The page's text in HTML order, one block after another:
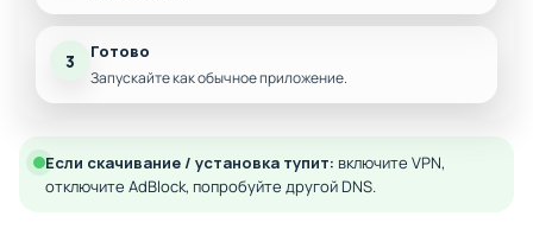
3 Готово
Запускайте как обычное приложение.
Если скачивание / установка тупит: включите VPN,
отключите AdBlock, попробуйте другой DNS.